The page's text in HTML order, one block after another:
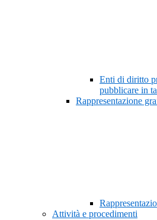
Enti di diritto
pubblicare in
Rappresentazione
Attività e procedimenti